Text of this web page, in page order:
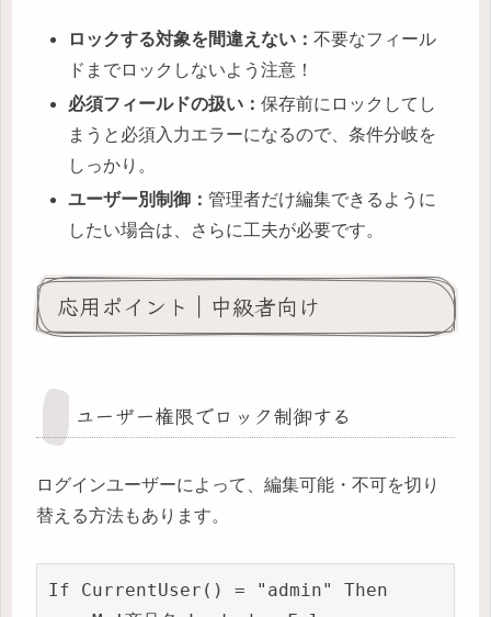
ロックする対象を間違えない：不要なフィール
ドまでロックしないよう注意！
必須フィールドの扱い：保存前にロックしてし
まうと必須入力エラーになるので、条件分岐を
しっかり。
ユーザー別制御：管理者だけ編集できるように
したい場合は、さらに工夫が必要です。
応用ポイント｜中級者向け
ユーザー権限でロック制御する
ログインユーザーによって、編集可能・不可を切り
替える方法もあります。
If CurrentUser() = "admin" Then